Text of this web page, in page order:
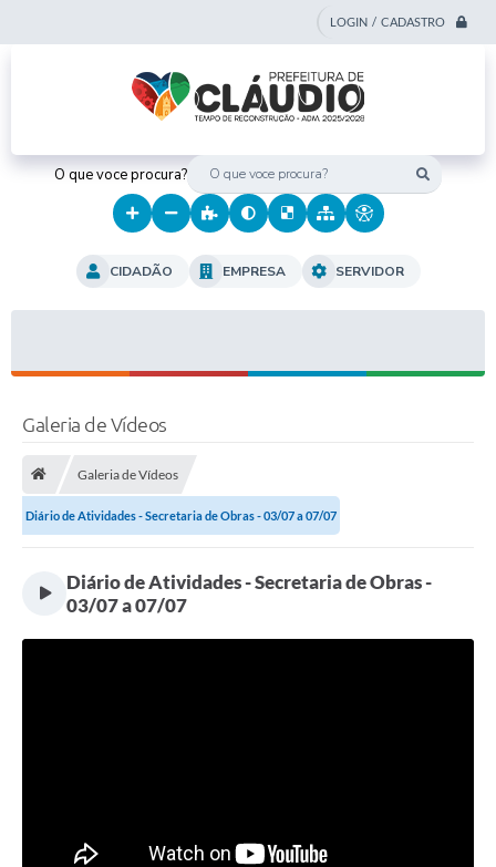
LOGIN / CADASTRO
O que voce procura?
CIDADÃO EMPRESA SERVIDOR
Galeria de Vídeos
Galeria de Vídeos
Diário de Atividades - Secretaria de Obras - 03/07 a 07/07
Diário de Atividades - Secretaria de Obras -
03/07 a 07/07